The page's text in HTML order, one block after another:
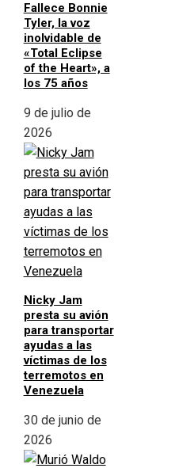
Fallece Bonnie
Tyler, la voz
inolvidable de
«Total Eclipse
of the Heart», a
los 75 años
9 de julio de
2026
Nicky Jam
presta su avión
para transportar
ayudas a las
víctimas de los
terremotos en
Venezuela
30 de junio de
2026